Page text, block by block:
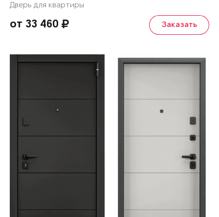
Дверь для квартиры
от 33 460 Заказать